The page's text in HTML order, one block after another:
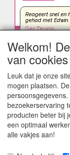
Welkom!
van cookies
Leuk dat je onze
mogen plaatsen.
bezoekerservaring
producten beter bij
een optimaal
alle vakjes aan!